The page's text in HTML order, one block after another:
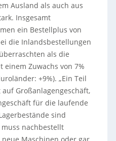
Ausland als auch aus
Insgesamt
ein Bestellplus von
die Inlandsbestellungen
als die
Zuwachs von 7%
+9%). „Ein Teil
Großanlagengeschäft,
für die laufende
sind
nachbestellt